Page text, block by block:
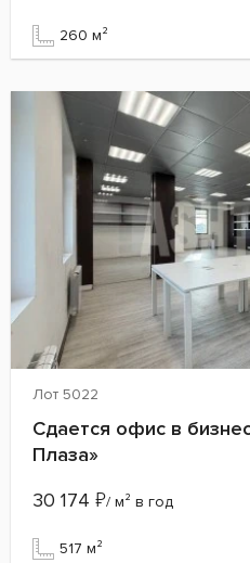
260 м²
Лот 5022
Сдается офис в
Плаза»
30 174 ₽/ м² в год
517 м²